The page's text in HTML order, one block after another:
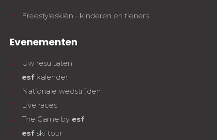
Freestyleskiën - kinderen en tieners
Evenementen
Uw resultaten
esf kalender
Nationale wedstrijden
Live races
The Game by esf
esf ski tour